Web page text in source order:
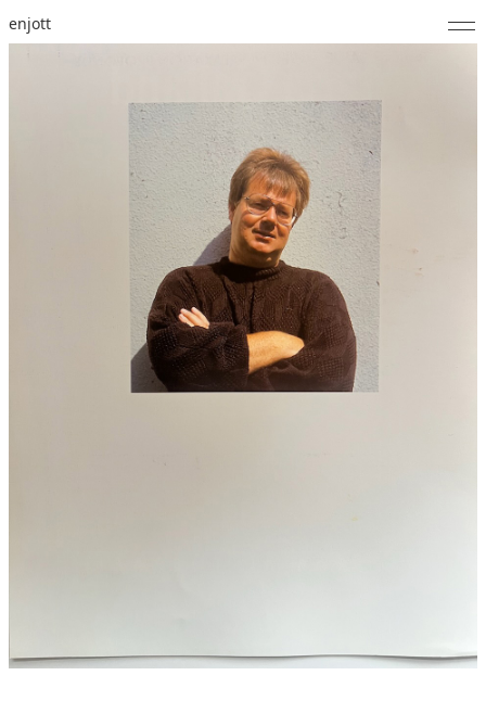
enjott